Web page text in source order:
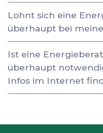
Lohnt sich eine
überhaupt bei
Ist eine
überhaupt
Infos im Internet